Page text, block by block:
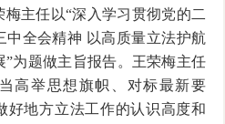
梅主任以“深入学习贯彻党的二
中全会精神 以高质量立法护航
”为题做主旨报告。王荣梅主任
高举思想旗帜、对标最新要
好地方立法工作的认识高度和